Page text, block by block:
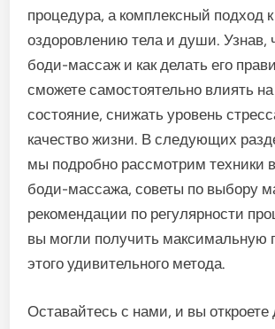
процедура, а комплексный подход к
оздоровлению тела и души. Узнав,
боди-массаж и как делать его
сможете самостоятельно влиять
состояние, снижать уровень
качество жизни. В следующих
мы подробно рассмотрим техники
боди-массажа, советы по выбору
рекомендации по регулярности
вы могли получить максимальную
этого удивительного метода.
Оставайтесь с нами, и вы откроете